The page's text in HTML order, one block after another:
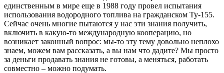
единственным в мире еще в 1988 году провел испытания
использования водородного топлива на гражданском Ту-155.
Сейчас очень многие пытаются у нас эти знания получить,
включить в какую-то международную кооперацию, но
возникает законный вопрос: мы-то эту тему довольно неплохо
знаем, можем вам рассказать, а вы нам что дадите? Мы просто
за деньги продавать знания не готовы, а меняться, работать
совместно – можно подумать.